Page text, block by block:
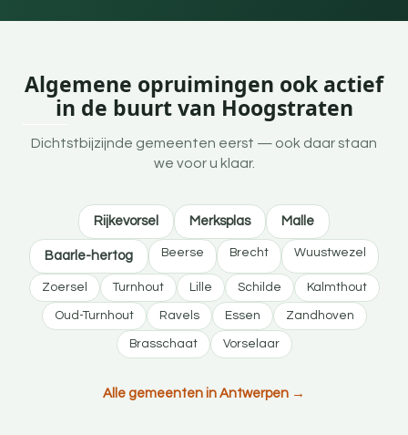
Algemene opruimingen ook actief
in de buurt van Hoogstraten
Dichtstbijzijnde gemeenten eerst — ook daar staan
we voor u klaar.
Rijkevorsel Merksplas Malle
Baarle-hertog Beerse Brecht Wuustwezel
Zoersel Turnhout Lille Schilde Kalmthout
Oud-Turnhout Ravels Essen Zandhoven
Brasschaat Vorselaar
Alle gemeenten in Antwerpen →